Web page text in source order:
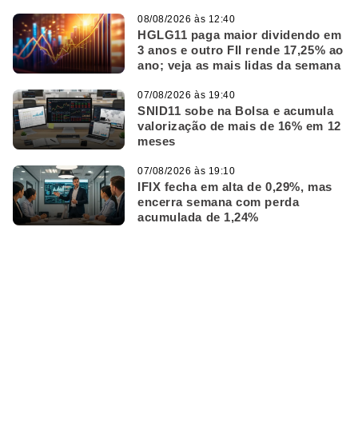
HGLG11 paga maior dividendo em
3 anos e outro FII rende 17,25% ao
ano; veja as mais lidas da semana
08/08/2026 às 12:40
SNID11 sobe na Bolsa e acumula
valorização de mais de 16% em 12
meses
07/08/2026 às 19:40
IFIX fecha em alta de 0,29%, mas
encerra semana com perda
acumulada de 1,24%
07/08/2026 às 19:10